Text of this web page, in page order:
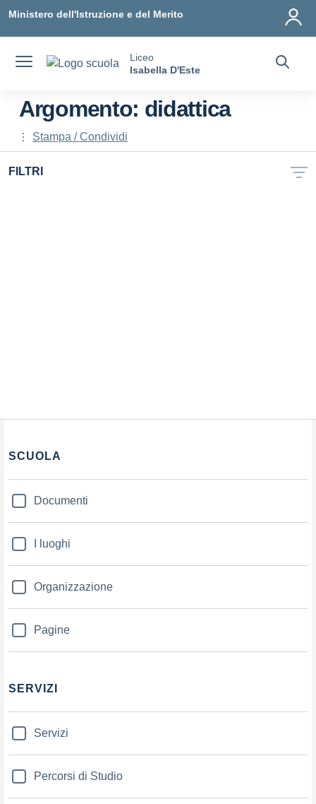
Ministero dell'Istruzione e del Merito
Liceo
Isabella D'Este
Argomento: didattica
Stampa / Condividi
FILTRI
SCUOLA
Documenti
I luoghi
Organizzazione
Pagine
SERVIZI
Servizi
Percorsi di Studio